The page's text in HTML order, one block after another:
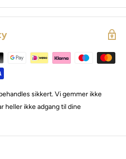
sikkert. Vi gemmer ikke
heller ikke adgang til dine